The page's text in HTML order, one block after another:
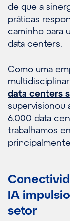
de que a
práticas
caminho para
data centers.
Como uma
multidisciplinar
data centers
supervisionou
6.000 data
trabalhamos
IA
setor